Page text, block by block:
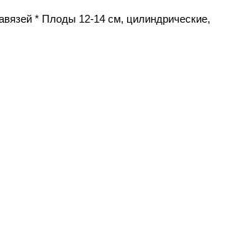
* Плоды 12-14 см, цилиндрические,